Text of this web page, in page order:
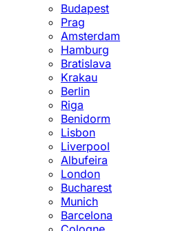
Budapest
Prag
Amsterdam
Hamburg
Bratislava
Krakau
Berlin
Riga
Benidorm
Lisbon
Liverpool
Albufeira
London
Bucharest
Munich
Barcelona